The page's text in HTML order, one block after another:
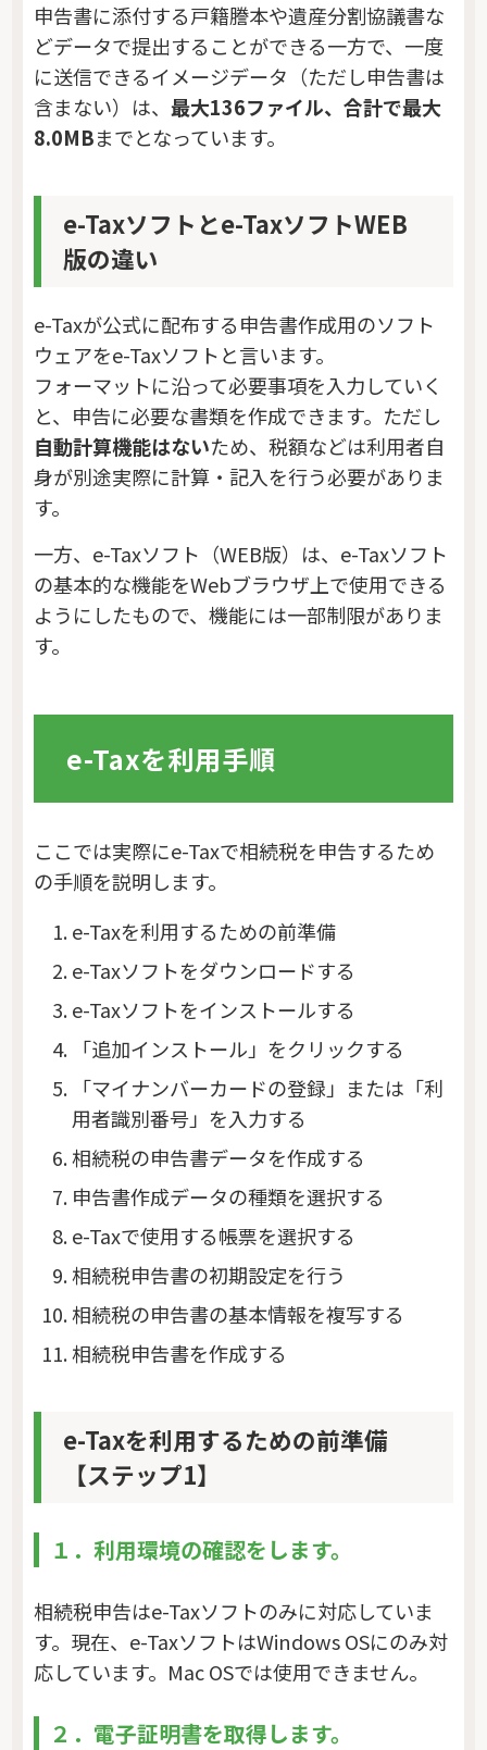
申告書に添付する戸籍謄本や遺産分割協議書な
どデータで提出することができる一方で、一度
に送信できるイメージデータ（ただし申告書は
含まない）は、最大136ファイル、合計で最大
8.0MBまでとなっています。
e-Taxソフトとe-TaxソフトWEB
版の違い
e-Taxが公式に配布する申告書作成用のソフト
ウェアをe-Taxソフトと言います。
フォーマットに沿って必要事項を入力していく
と、申告に必要な書類を作成できます。ただし
自動計算機能はないため、税額などは利用者自
身が別途実際に計算・記入を行う必要がありま
す。
一方、e-Taxソフト（WEB版）は、e-Taxソフト
の基本的な機能をWebブラウザ上で使用できる
ようにしたもので、機能には一部制限がありま
す。
e-Taxを利用手順
ここでは実際にe-Taxで相続税を申告するため
の手順を説明します。
e-Taxを利用するための前準備
e-Taxソフトをダウンロードする
e-Taxソフトをインストールする
「追加インストール」をクリックする
「マイナンバーカードの登録」または「利
用者識別番号」を入力する
相続税の申告書データを作成する
申告書作成データの種類を選択する
e-Taxで使用する帳票を選択する
相続税申告書の初期設定を行う
相続税の申告書の基本情報を複写する
相続税申告書を作成する
e-Taxを利用するための前準備
【ステップ1】
１．利用環境の確認をします。
相続税申告はe-Taxソフトのみに対応していま
す。現在、e-TaxソフトはWindows OSにのみ対
応しています。Mac OSでは使用できません。
２．電子証明書を取得します。